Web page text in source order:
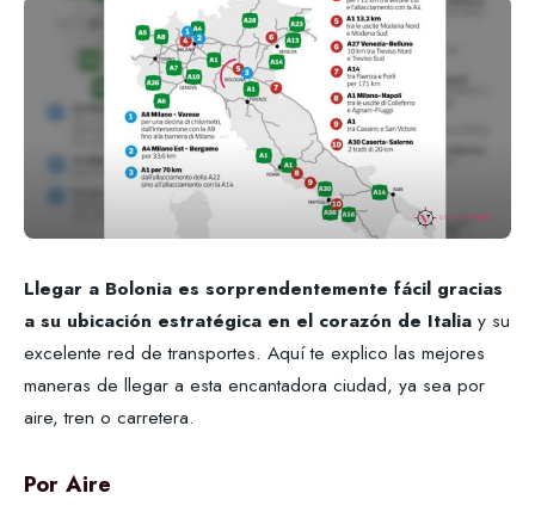
Llegar a Bolonia es sorprendentemente fácil gracias
a su ubicación estratégica en el corazón de Italia y su
excelente red de transportes. Aquí te explico las mejores
maneras de llegar a esta encantadora ciudad, ya sea por
aire, tren o carretera.
Por Aire